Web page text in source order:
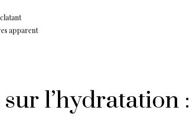
apparent
sur l’hydratation :